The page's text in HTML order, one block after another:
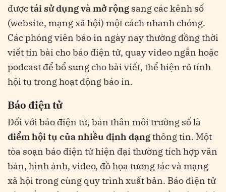
đượctái sử dụng và mở rộng sang các kênh số
(website, mạng xã hội) một cách nhanh chóng.
Các phóng viên báo in ngày nay thường đồng thời
viết tin bài cho báo điện tử, quay video ngắn hoặc
podcast để bổ sung cho bài viết, thể hiện rõ tính
hội tụ trong hoạt động báo in.
Báo điện tử
Đối với báo điện tử, bản thân môi trường số là
điểm hội tụ của nhiều định dạngthông tin. Một
tòa soạn báo điện tử hiện đại thường tích hợp văn
bản, hình ảnh, video, đồ họa tương tác và mạng
xã hội trong cùng quy trình xuất bản. Báo điện tử